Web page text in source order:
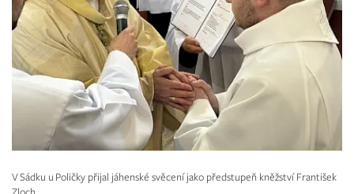
V Sádku u Poličky přijal jáhenské svěcení jako předstupeň kněžství František